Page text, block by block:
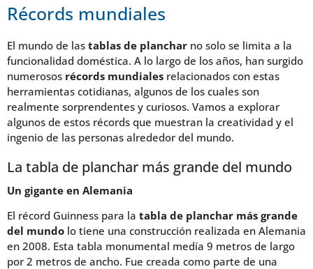
Récords mundiales
El mundo de las tablas de planchar no solo se limita a la
funcionalidad doméstica. A lo largo de los años, han surgido
numerosos récords mundiales relacionados con estas
herramientas cotidianas, algunos de los cuales son
realmente sorprendentes y curiosos. Vamos a explorar
algunos de estos récords que muestran la creatividad y el
ingenio de las personas alrededor del mundo.
La tabla de planchar más grande del mundo
Un gigante en Alemania
El récord Guinness para la tabla de planchar más grande
del mundo lo tiene una construcción realizada en Alemania
en 2008. Esta tabla monumental medía 9 metros de largo
por 2 metros de ancho. Fue creada como parte de una